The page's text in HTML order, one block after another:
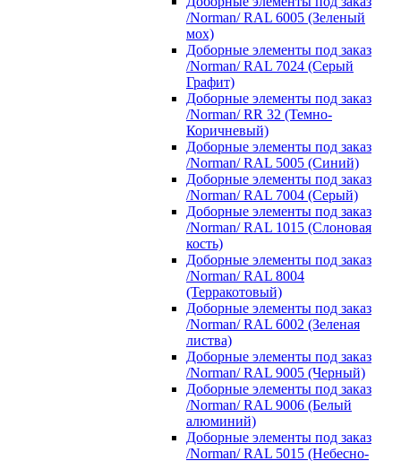
/Norman/ RAL 6005 (Зеленый
мох)
Доборные элементы под заказ
/Norman/ RAL 7024 (Серый
Графит)
Доборные элементы под заказ
/Norman/ RR 32 (Темно-
Коричневый)
Доборные элементы под заказ
/Norman/ RAL 5005 (Синий)
Доборные элементы под заказ
/Norman/ RAL 7004 (Серый)
Доборные элементы под заказ
/Norman/ RAL 1015 (Слоновая
кость)
Доборные элементы под заказ
/Norman/ RAL 8004
(Терракотовый)
Доборные элементы под заказ
/Norman/ RAL 6002 (Зеленая
листва)
Доборные элементы под заказ
/Norman/ RAL 9005 (Черный)
Доборные элементы под заказ
/Norman/ RAL 9006 (Белый
алюминий)
Доборные элементы под заказ
/Norman/ RAL 5015 (Небесно-